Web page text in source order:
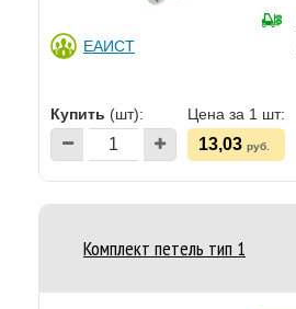
ЕАИСТ
Купить (шт): Цена за 1 шт:
13,03 руб.
Комплект петель тип 1